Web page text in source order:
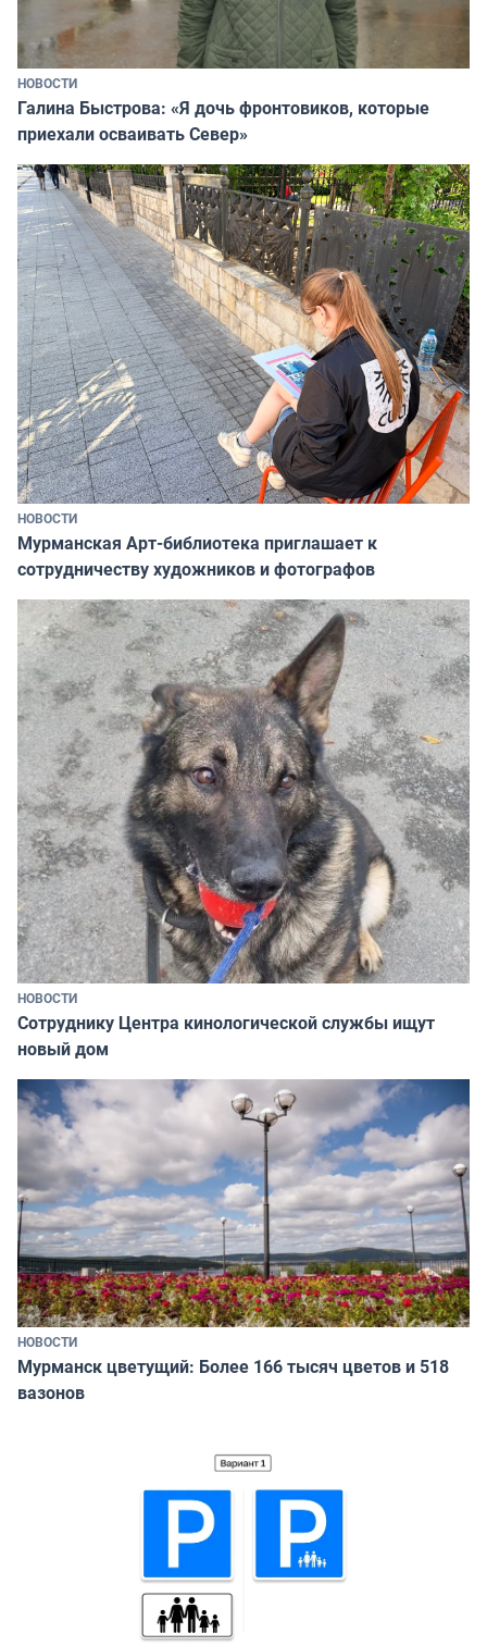
НОВОСТИ
Галина Быстрова: «Я дочь фронтовиков, которые
приехали осваивать Север»
НОВОСТИ
Мурманская Арт-библиотека приглашает к
сотрудничеству художников и фотографов
НОВОСТИ
Сотруднику Центра кинологической службы ищут
новый дом
НОВОСТИ
Мурманск цветущий: Более 166 тысяч цветов и 518
вазонов